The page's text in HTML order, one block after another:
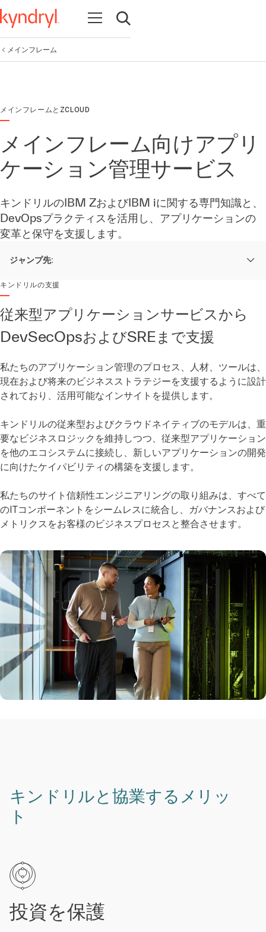
Open navigation
Open search
メインフレーム
メインフレームとZCLOUD
メインフレーム向けアプリ
ケーション管理サービス
キンドリルのIBM ZおよびIBM iに関する専門知識と、
DevOpsプラクティスを活用し、アプリケーションの
変革と保守を支援します。
ジャンプ先:
キンドリルの支援
従来型アプリケーションサービスから
DevSecOpsおよびSREまで支援
私たちのアプリケーション管理のプロセス、人材、ツールは、
現在および将来のビジネスストラテジーを支援するように設計
されており、活用可能なインサイトを提供します。
キンドリルの従来型およびクラウドネイティブのモデルは、重
要なビジネスロジックを維持しつつ、従来型アプリケーション
を他のエコシステムに接続し、新しいアプリケーションの開発
に向けたケイパビリティの構築を支援します。
私たちのサイト信頼性エンジニアリングの取り組みは、すべて
のITコンポーネントをシームレスに統合し、ガバナンスおよび
メトリクスをお客様のビジネスプロセスと整合させます。
キンドリルと協業するメリッ
ト
投資を保護